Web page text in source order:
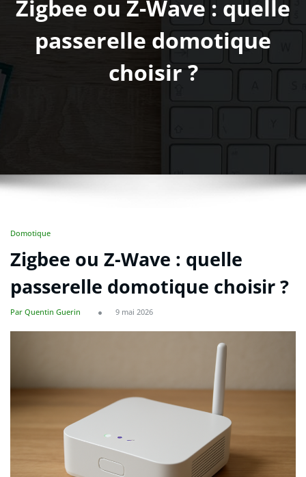
Zigbee ou Z-Wave : quelle
passerelle domotique
choisir ?
Domotique
Zigbee ou Z-Wave : quelle
passerelle domotique choisir ?
Par Quentin Guerin 9 mai 2026